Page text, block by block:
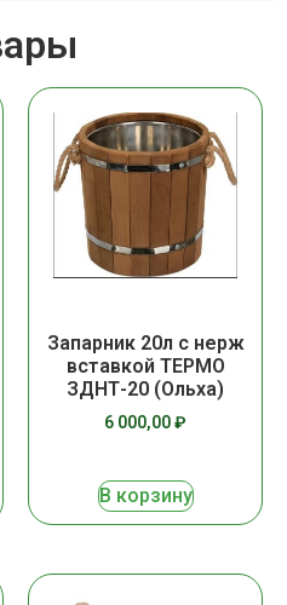
Запарник 20л с нерж
вставкой ТЕРМО
ЗДНТ-20 (Ольха)
6 000,00₽
В корзину